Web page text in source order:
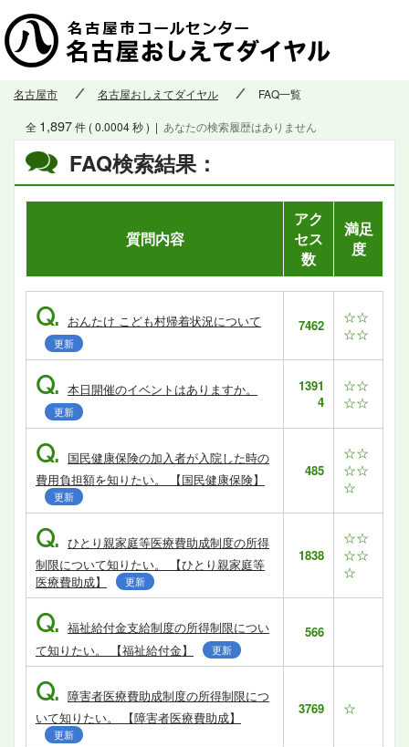
名古屋市 名古屋おしえてダイヤル FAQ一覧
FAQ検索結果：
全 1,897件 ( 0.0004 秒 ) | あなたの検索履歴はありません
質問内容
アク
セス
数
満足
度
Q. おんたけ こども村帰着状況について
更新
7462
☆☆
☆☆
Q. 本日開催のイベントはありますか。
更新
1391
4
☆☆
☆☆
Q. 国民健康保険の加入者が入院した時の
費用負担額を知りたい。 【国民健康保険】
更新
485
☆☆
☆☆
☆
Q. ひとり親家庭等医療費助成制度の所得
制限について知りたい。 【ひとり親家庭等
医療費助成】
更新
1838
☆☆
☆☆
☆
Q. 福祉給付金支給制度の所得制限につい
て知りたい。 【福祉給付金】
更新
566
Q. 障害者医療費助成制度の所得制限につ
いて知りたい。 【障害者医療費助成】
更新
3769 ☆